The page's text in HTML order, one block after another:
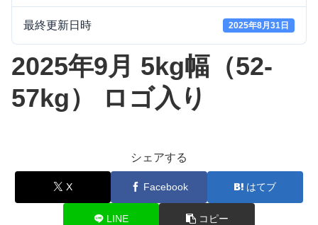
最終更新日時 2025年8月31日
2025年9月 5kg幅（52-
57kg） ロゴ入り
シェアする
X Facebook はてブ
LINE コピー